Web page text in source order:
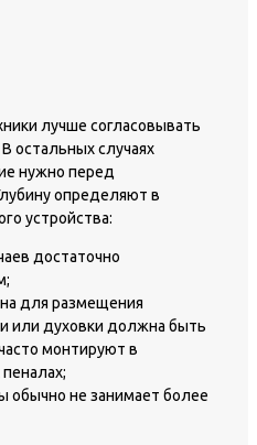
лучше согласовывать
остальных случаях
нужно перед
определяют в
устройства:
достаточно
для размещения
или духовки должна быть
монтируют в
обычно не занимает более